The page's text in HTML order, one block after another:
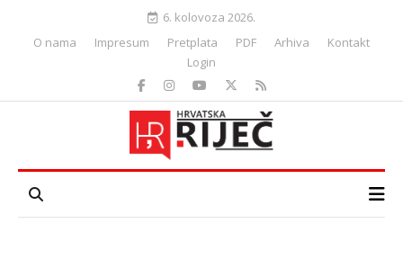
6. kolovoza 2026.
O nama
Impresum Pretplata PDF Arhiva
Kontakt
Login